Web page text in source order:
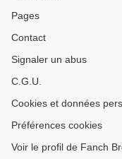
Pages
Contact
Signaler un abus
C.G.U.
Cookies et données
Préférences cookies
Voir le profil de Fanch